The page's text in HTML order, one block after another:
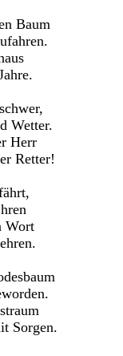
Baum
Wetter.
Herr
Retter!
Wort
Sorgen.